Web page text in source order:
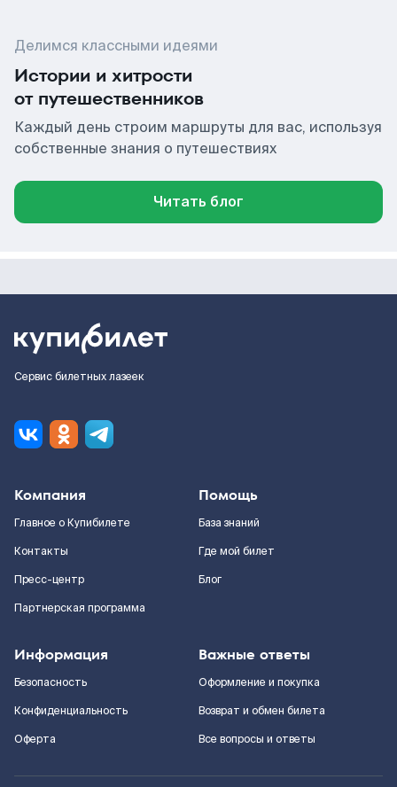
Делимся классными идеями
Истории и хитрости
от путешественников
Каждый день строим маршруты для вас, используя
собственные знания о путешествиях
Читать блог
Сервис билетных лазеек
Компания
Главное о Купибилете
Контакты
Пресс-центр
Партнерская программа
Помощь
База знаний
Где мой билет
Блог
Информация
Безопасность
Конфиденциальность
Оферта
Важные ответы
Оформление и покупка
Возврат и обмен билета
Все вопросы и ответы